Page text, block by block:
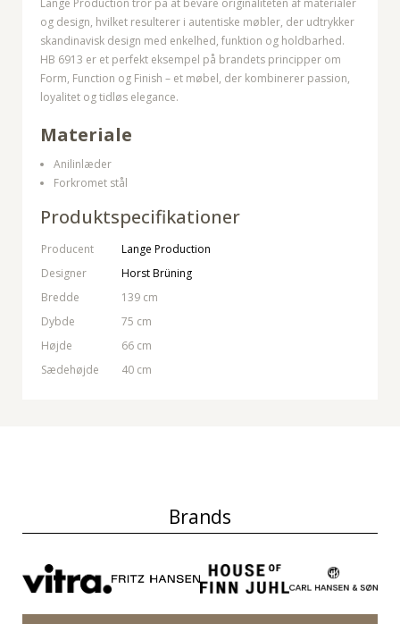
Lange Production tror på at bevare originaliteten af materialer
og design, hvilket resulterer i autentiske møbler, der udtrykker
skandinavisk design med enkelhed, funktion og holdbarhed.
HB 6913 er et perfekt eksempel på brandets principper om
Form, Function og Finish – et møbel, der kombinerer passion,
loyalitet og tidløs elegance.
Materiale
Anilinlæder
Forkromet stål
Produktspecifikationer
Producent
Lange Production
Designer
Horst Brüning
Bredde
139 cm
Dybde
75 cm
Højde
66 cm
Sædehøjde
40 cm
Brands